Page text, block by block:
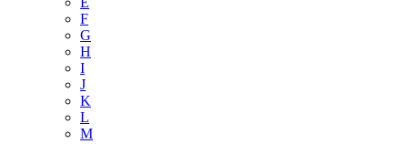
F
G
H
I
J
K
L
M